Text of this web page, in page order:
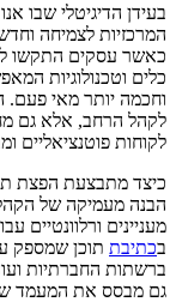
בעידן הדיגיטלי שבו
המרכזיות לצמיחה
כאשר עסקים התקשו
כלים וטכנולוגיות
וחכמה יותר מאי פעם.
לקהל הרחב, אלא גם
לקוחות פוטנציאליים
כיצד מתבצעת הפצת
הבנה מעמיקה של הקהל
מעניינים
בכתיבת תוכן שמספק
ברשתות החברתיות
גם מבסס את המעמד